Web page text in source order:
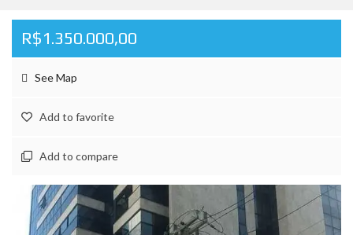
R$1.350.000,00
See Map
Add to favorite
Add to compare